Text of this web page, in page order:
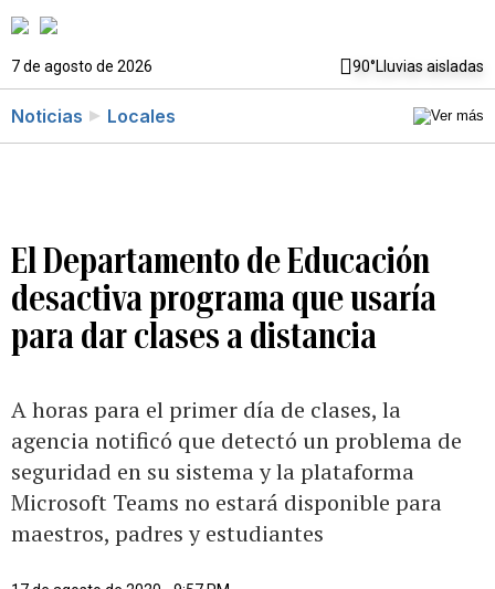
7 de agosto de 2026 90°Lluvias aisladas
Noticias Locales
El Departamento de Educación
desactiva programa que usaría
para dar clases a distancia
A horas para el primer día de clases, la
agencia notificó que detectó un problema de
seguridad en su sistema y la plataforma
Microsoft Teams no estará disponible para
maestros, padres y estudiantes